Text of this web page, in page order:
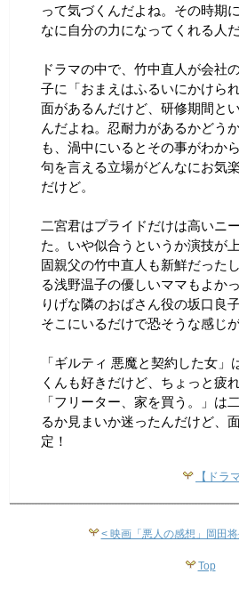
って気づくんだよね。その時期
なに自分の力になってくれる人だ
ドラマの中で、竹中直人が会社
子に「おまえはふるいにかけら
面があるんだけど、研修期間と
んだよね。忍耐力があるかどう
も、渦中にいるとその事がわか
句を言える立場がどんなにお気
だけど。
二宮君はプライドだけは高いニ
た。いや似合うというか演技が
固親父の竹中直人も新鮮だった
る浅野温子の優しいママもよか
りげな隣のおばさん役の坂口良
そこにいるだけで恐そうな感じ
「ギルティ 悪魔と契約した女
くんも好きだけど、ちょっと疲
「フリーター、家を買う。」は
るか見まいか迷ったんだけど、
定！
【ドラ
< 映画「悪人の感想」岡田
Top